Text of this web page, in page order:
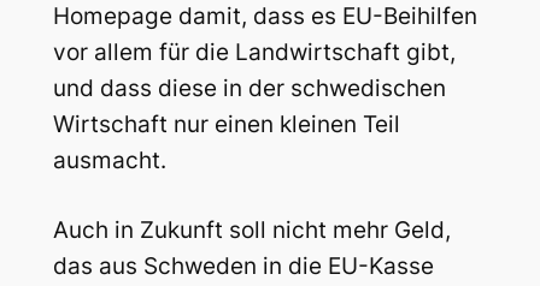
Homepage damit, dass es EU-Beihilfen
vor allem für die Landwirtschaft gibt,
und dass diese in der schwedischen
Wirtschaft nur einen kleinen Teil
ausmacht.
Auch in Zukunft soll nicht mehr Geld,
das aus Schweden in die EU-Kasse